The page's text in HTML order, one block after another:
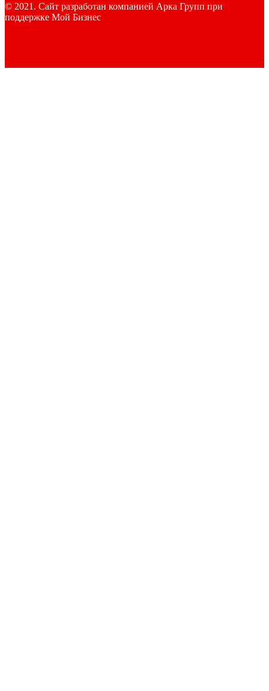
© 2021. Сайт разработан компанией Арка Групп при
поддержке Мой Бизнес